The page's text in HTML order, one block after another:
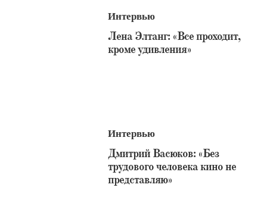
Интервью
​Лена Элтанг: «Все проходит,
кроме удивления»
Интервью
​Дмитрий Васюков: «Без
трудового человека кино не
представляю»